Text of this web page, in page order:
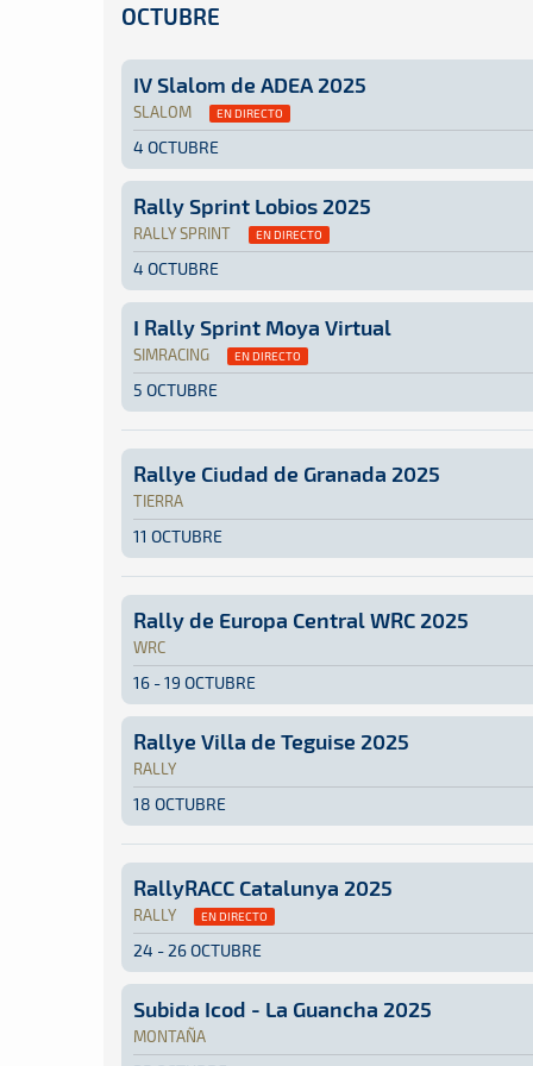
OCTUBRE
IV Slalom de ADEA 2025
SLALOM EN DIRECTO
4 OCTUBRE
Slalom · IV Slalom de ADEA 2025: Aquí
Isla de La Palma Isla de La Palma
Rally Sprint Lobios 2025
RALLY SPRINT EN DIRECTO
4 OCTUBRE
Rally Sprint · Rally Sprint Lobios 2025: Aquí
Galicia Galicia
I Rally Sprint Moya Virtual
SIMRACING EN DIRECTO
5 OCTUBRE
SimRacing · I Rally Sprint Moya Virtual:
Online Online
Rallye Ciudad de Granada 2025
TIERRA
11 OCTUBRE
Tierra · Rallye Ciudad de Granada 2025 ·
Granada Granada
Rally de Europa Central WRC 2025
WRC
16 - 19 OCTUBRE
WRC · Rally de Europa Central WRC 2025:
Europa Central Europa Central
Rallye Villa de Teguise 2025
RALLY
18 OCTUBRE
Rally · Rallye Villa de Teguise 2025: Aquí
Lanzarote Lanzarote
RallyRACC Catalunya 2025
RALLY EN DIRECTO
24 - 26 OCTUBRE
Rally · RallyRACC Catalunya 2025 · S-
Cataluña Cataluña
Subida Icod - La Guancha 2025
MONTAÑA